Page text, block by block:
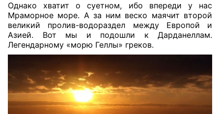
Однако хватит о суетном, ибо впереди у нас
Мраморное море. А за ним веско маячит второй
великий пролив-водораздел между Европой и
Азией. Вот мы и подошли к Дарданеллам.
Легендарному «морю Геллы» греков.